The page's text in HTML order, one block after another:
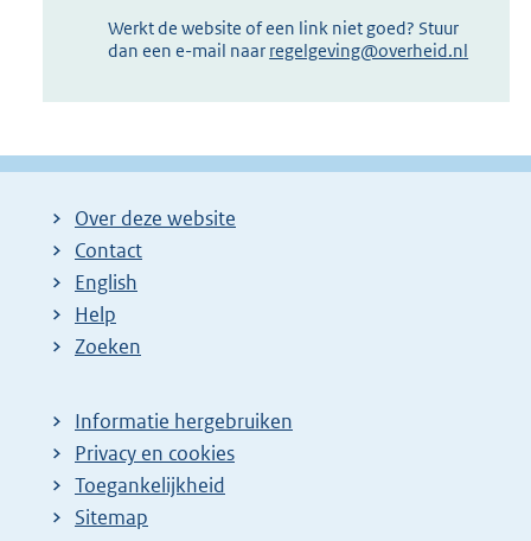
Werkt de website of een link niet goed? Stuur
dan een e-mail naar regelgeving@overheid.nl
Over deze website
Contact
English
Help
Zoeken
Informatie hergebruiken
Privacy en cookies
Toegankelijkheid
Sitemap